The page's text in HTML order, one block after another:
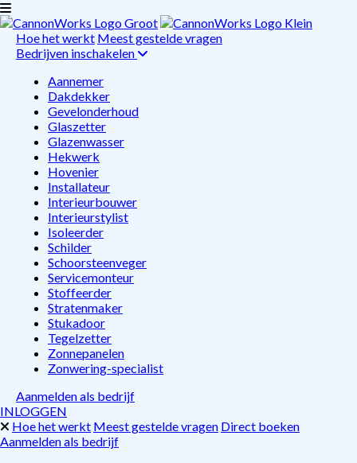
Hoe het werkt Meest gestelde vragen
Bedrijven inschakelen
Aannemer
Dakdekker
Gevelonderhoud
Glaszetter
Glazenwasser
Hekwerk
Hovenier
Installateur
Interieurbouwer
Interieurstylist
Isoleerder
Schilder
Schoorsteenveger
Servicemonteur
Stoffeerder
Stratenmaker
Stukadoor
Tegelzetter
Zonnepanelen
Zonwering-specialist
Aanmelden als bedrijf
INLOGGEN
Hoe het werkt Meest gestelde vragen Direct boeken
Aanmelden als bedrijf